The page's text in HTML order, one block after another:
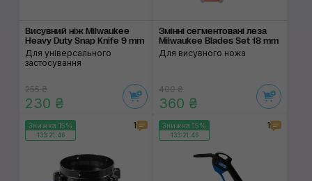
Висувний ніж Milwaukee
Heavy Duty Snap Knife 9 mm
Для універсального
застосування
255 ₴
230 ₴
Змінні сегментовані леза
Milwaukee Blades Set 18 mm
Для висувного ножа
400 ₴
360 ₴
Знижка 15%
133:21:46
1 Знижка 15%
133:21:46
1